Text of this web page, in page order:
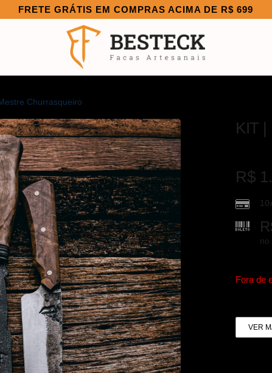
FRETE GRÁTIS EM COMPRAS ACIMA DE R$ 699
Churrasqueiro
KIT |
R$
no
Fora de
VER